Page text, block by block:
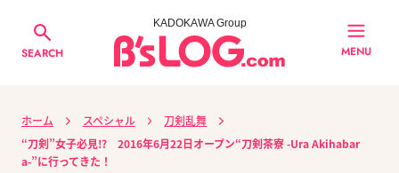
SEARCH
KADOKAWA Group
MENU
ホーム スペシャル
刀剣乱舞
“刀剣”女子必見!? 2016年6月22日オープン“刀剣茶寮 -Ura Akihabar
a-”に行ってきた！